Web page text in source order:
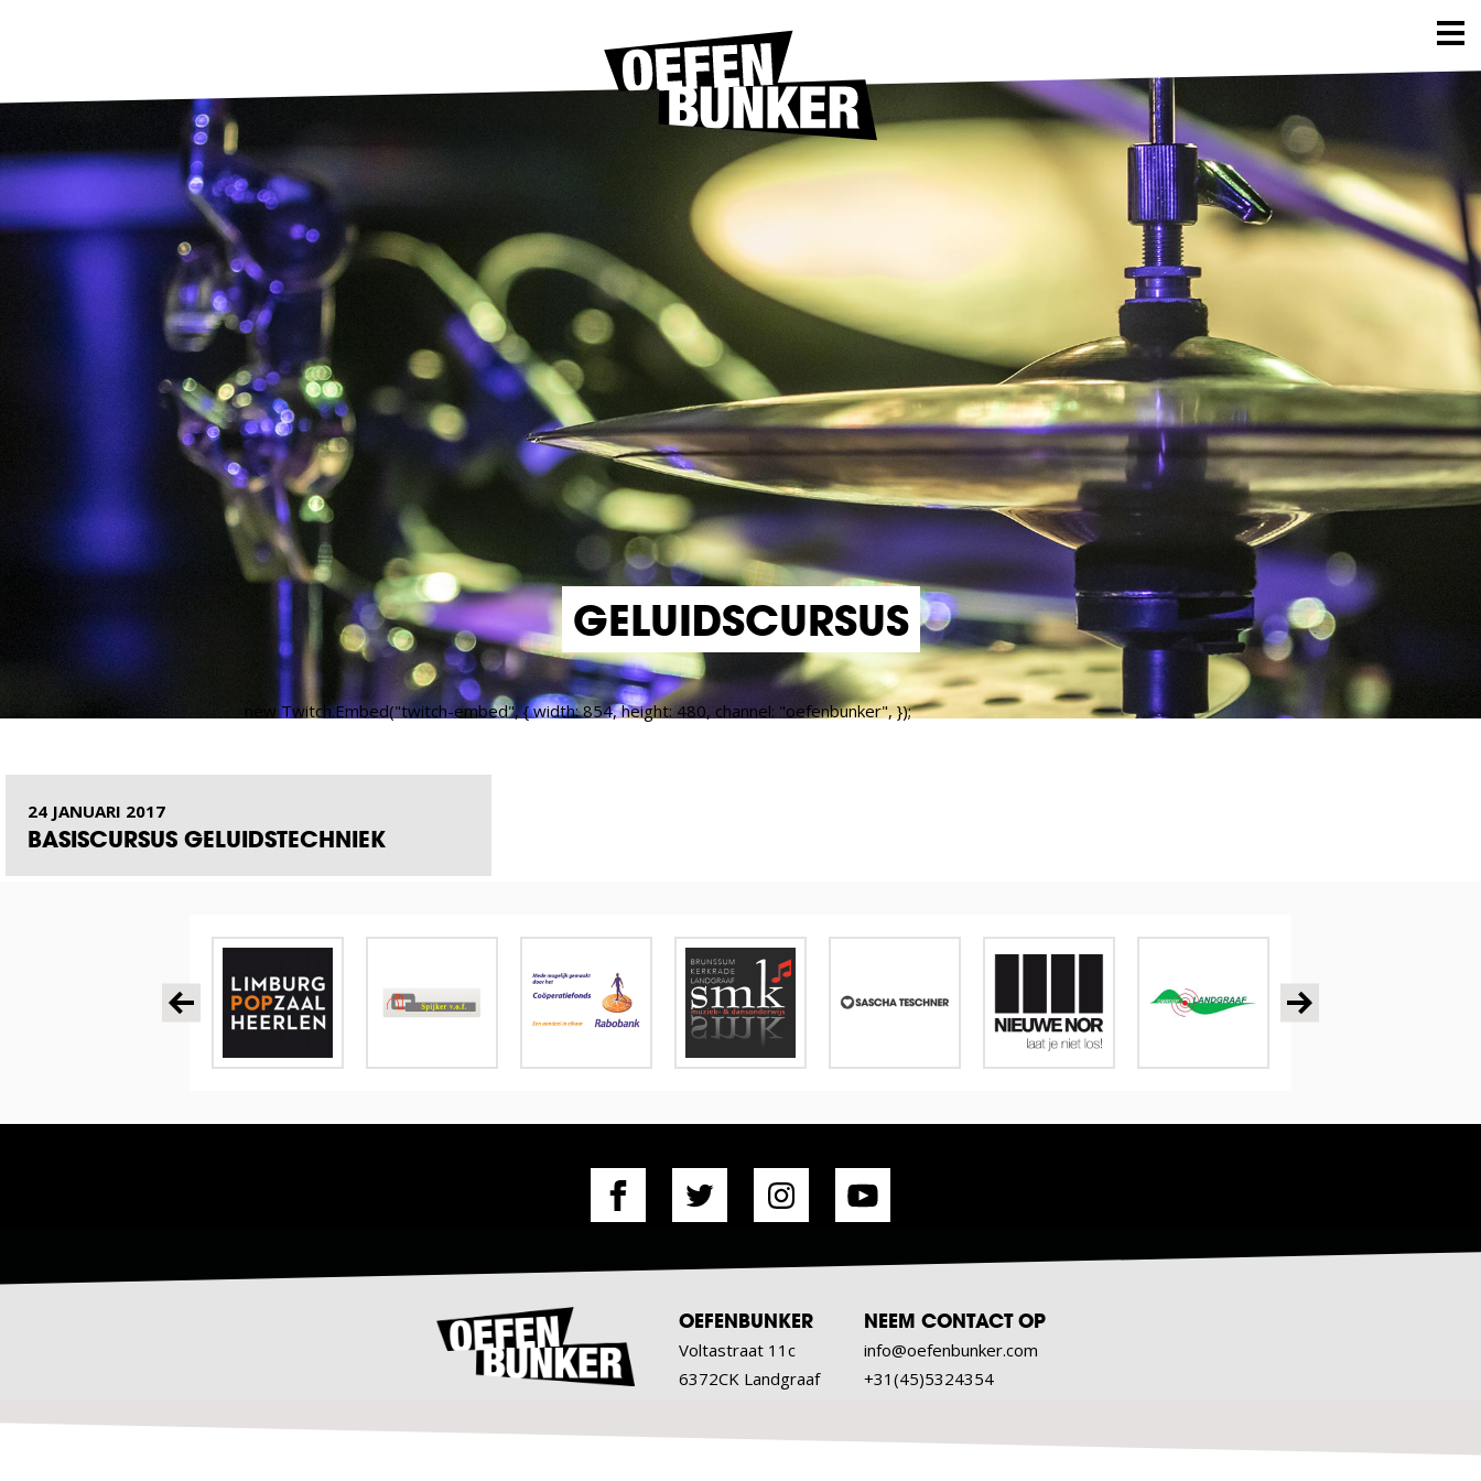
GELUIDSCURSUS
new Twitch.Embed("twitch-embed", { width: 854, height: 480, channel: "oefenbunker", });
24 JANUARI 2017
BASISCURSUS GELUIDSTECHNIEK
OEFENBUNKER
Voltastraat 11c
6372CK Landgraaf
NEEM CONTACT OP
info@oefenbunker.com
+31(45)5324354